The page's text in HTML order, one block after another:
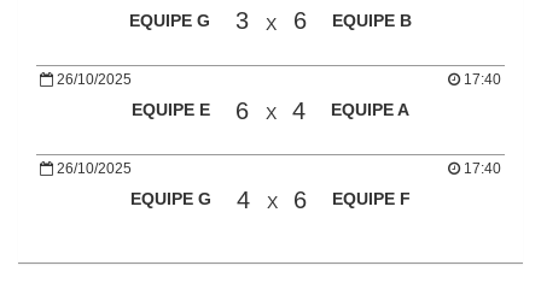
EQUIPE G 3 X 6 EQUIPE B
26/10/2025
EQUIPE E 6 X 4 EQUIPE A
17:40
26/10/2025
EQUIPE G 4 X 6 EQUIPE F
17:40